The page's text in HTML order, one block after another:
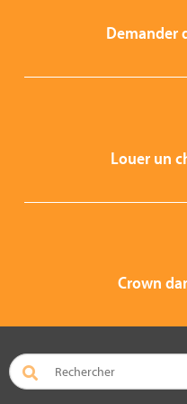
Demander
Louer un
Crown